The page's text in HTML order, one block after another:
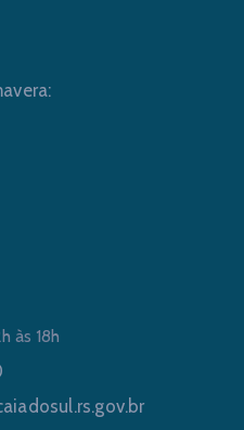
às 18h